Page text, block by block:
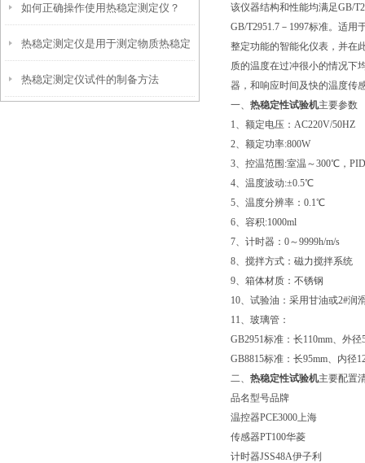
如何正确操作使用热稳定测定仪？
热稳定测定仪是用于测定物质热稳定
性的仪器
热稳定测定仪试件的制备方法
该仪器结构和性能均满足GB/
GB/T2951.7－1997标准。适
整定功能的智能化仪表，并在
质的温度在过冲很小的情况下
器，和响应时间及快的温度传
一、 热稳定性试验机主要参数
1、额定电压：AC220V/50HZ
2、额定功率:800W
3、控温范围:室温～300℃，
4、温度波动:±0.5℃
5、温度分辨率：0.1℃
6、容积:1000ml
7、计时器：0～9999h/m/s
8、搅拌方式：磁力搅拌系统
9、箱体材质：不锈钢
10、试验油：采用甘油或2#润
11、玻璃管：
GB2951标准：长110mm、外
GB8815标准：长95mm、内径
二、 热稳定性试验机主要配置
品名型号品牌
温控器PCE3000上海
传感器PT100华菱
计时器JSS48A伊子利